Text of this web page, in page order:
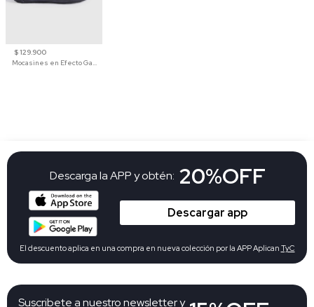
$ 129.900
Mocasines en Efecto Gamuzado Para Mujer
Suscribete a nuestro newsletter y
Descarga la APP y obtén: 20%OFF
Descargar app
El descuento aplica en una compra en nueva colección por la APP Aplican TyC